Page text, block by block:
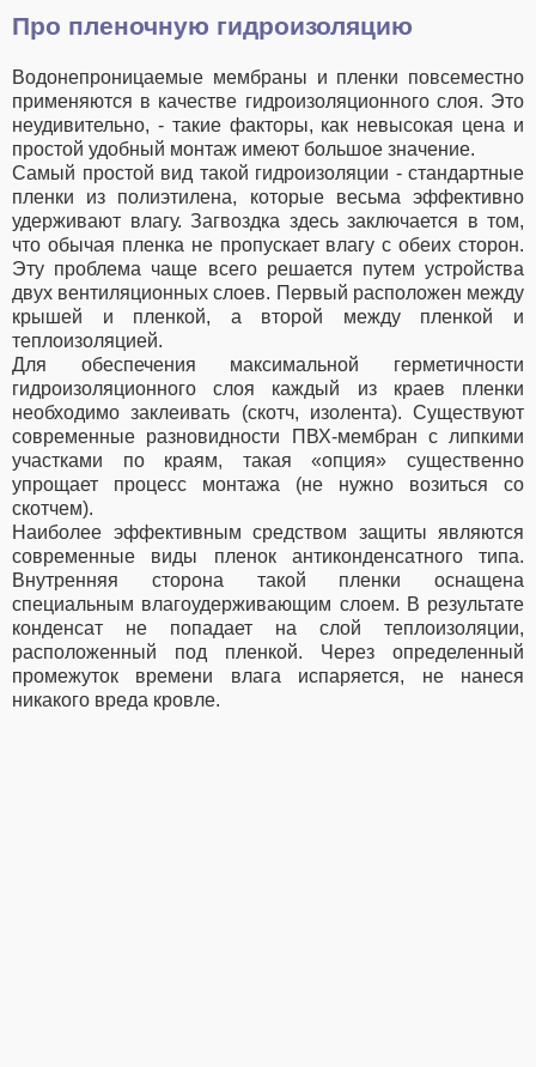
Про пленочную гидроизоляцию
Водонепроницаемые мембраны и пленки повсеместно
применяются в качестве гидроизоляционного слоя. Это
неудивительно, - такие факторы, как невысокая цена и
простой удобный монтаж имеют большое значение.
Самый простой вид такой гидроизоляции - стандартные
пленки из полиэтилена, которые весьма эффективно
удерживают влагу. Загвоздка здесь заключается в том,
что обычая пленка не пропускает влагу с обеих сторон.
Эту проблема чаще всего решается путем устройства
двух вентиляционных слоев. Первый расположен между
крышей и пленкой, а второй между пленкой и
теплоизоляцией.
Для обеспечения максимальной герметичности
гидроизоляционного слоя каждый из краев пленки
необходимо заклеивать (скотч, изолента). Существуют
современные разновидности ПВХ-мембран с липкими
участками по краям, такая «опция» существенно
упрощает процесс монтажа (не нужно возиться со
скотчем).
Наиболее эффективным средством защиты являются
современные виды пленок антиконденсатного типа.
Внутренняя сторона такой пленки оснащена
специальным влагоудерживающим слоем. В результате
конденсат не попадает на слой теплоизоляции,
расположенный под пленкой. Через определенный
промежуток времени влага испаряется, не нанеся
никакого вреда кровле.